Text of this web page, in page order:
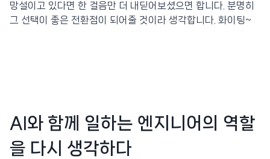
망설이고 있다면 한 걸음만 더 내딛어보셨으면 합니다. 분명히
그 선택이 좋은 전환점이 되어줄 것이라 생각합니다. 화이팅~
AI와 함께 일하는 엔지니어의 역할
을 다시 생각하다